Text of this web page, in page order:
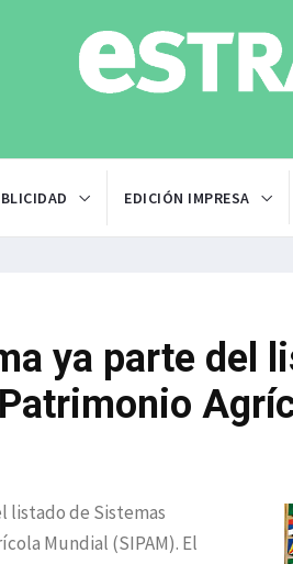
EDICIÓN IMPRESA
ya parte del
listado de Sistemas
Mundial (SIPAM). El